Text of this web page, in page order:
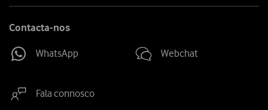
Contacta-nos
WhatsApp Webchat
Fala connosco